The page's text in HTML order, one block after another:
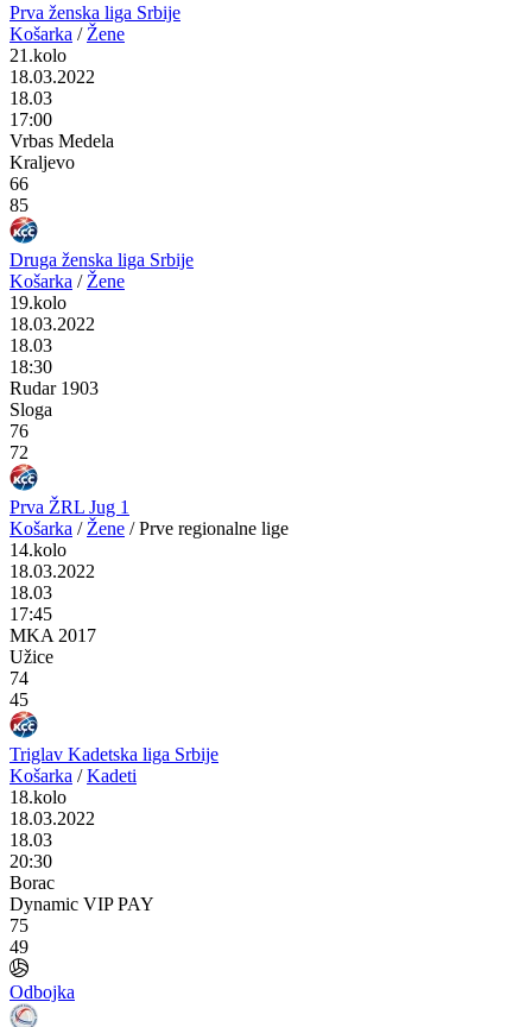
Prva ženska liga Srbije
Košarka / Žene
21.kolo
18.03.2022
18.03
17:00
Vrbas Medela
Kraljevo
66
85
Druga ženska liga Srbije
Košarka / Žene
19.kolo
18.03.2022
18.03
18:30
Rudar 1903
Sloga
76
72
Prva ŽRL Jug 1
Košarka / Žene / Prve regionalne lige
14.kolo
18.03.2022
18.03
17:45
MKA 2017
Užice
74
45
Triglav Kadetska liga Srbije
Košarka / Kadeti
18.kolo
18.03.2022
18.03
20:30
Borac
Dynamic VIP PAY
75
49
Odbojka